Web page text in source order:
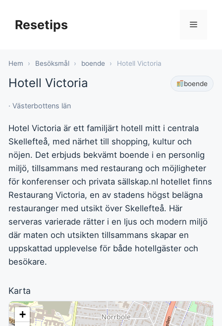
innehållResetips Meny
Hem › Besöksmål › boende › Hotell Victoria
Hotell Victoria boende
· Västerbottens län
Hotel Victoria är ett familjärt hotell mitt i centrala
Skellefteå, med närhet till shopping, kultur och
nöjen. Det erbjuds bekvämt boende i en personlig
miljö, tillsammans med restaurang och möjligheter
för konferenser och privata sällskap.nI hotellet finns
Restaurang Victoria, en av stadens högst belägna
restauranger med utsikt över Skellefteå. Här
serveras varierade rätter i en ljus och modern miljö
där maten och utsikten tillsammans skapar en
uppskattad upplevelse för både hotellgäster och
besökare.
Karta
+